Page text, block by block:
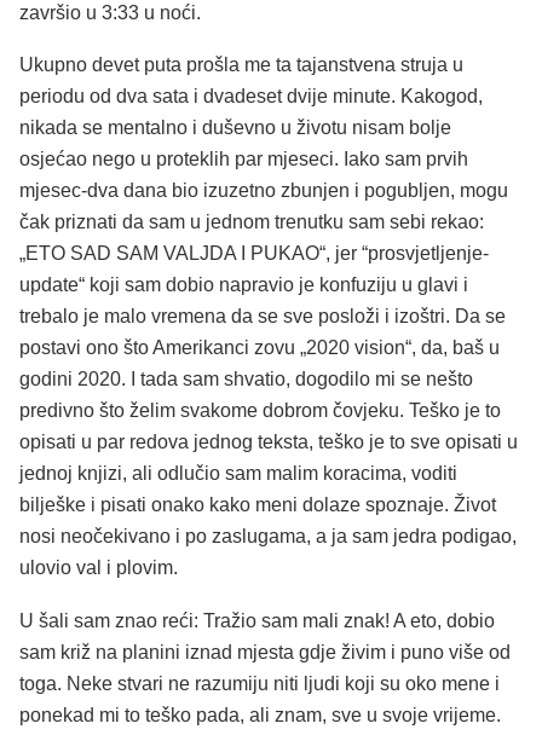
završio u 3:33 u noći.
Ukupno devet puta prošla me ta tajanstvena struja u
periodu od dva sata i dvadeset dvije minute. Kakogod,
nikada se mentalno i duševno u životu nisam bolje
osjećao nego u proteklih par mjeseci. Iako sam prvih
mjesec-dva dana bio izuzetno zbunjen i pogubljen, mogu
čak priznati da sam u jednom trenutku sam sebi rekao:
„ETO SAD SAM VALJDA I PUKAO“, jer “prosvjetljenje-
update“ koji sam dobio napravio je konfuziju u glavi i
trebalo je malo vremena da se sve posloži i izoštri. Da se
postavi ono što Amerikanci zovu „2020 vision“, da, baš u
godini 2020. I tada sam shvatio, dogodilo mi se nešto
predivno što želim svakome dobrom čovjeku. Teško je to
opisati u par redova jednog teksta, teško je to sve opisati u
jednoj knjizi, ali odlučio sam malim koracima, voditi
bilješke i pisati onako kako meni dolaze spoznaje. Život
nosi neočekivano i po zaslugama, a ja sam jedra podigao,
ulovio val i plovim.
U šali sam znao reći: Tražio sam mali znak! A eto, dobio
sam križ na planini iznad mjesta gdje živim i puno više od
toga. Neke stvari ne razumiju niti ljudi koji su oko mene i
ponekad mi to teško pada, ali znam, sve u svoje vrijeme.